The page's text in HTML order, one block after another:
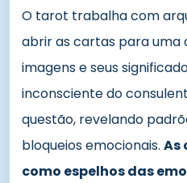
O tarot trabalha com
abrir as cartas para uma
imagens e seus
inconsciente do
questão, revelando
bloqueios emocionais. As
como espelhos das